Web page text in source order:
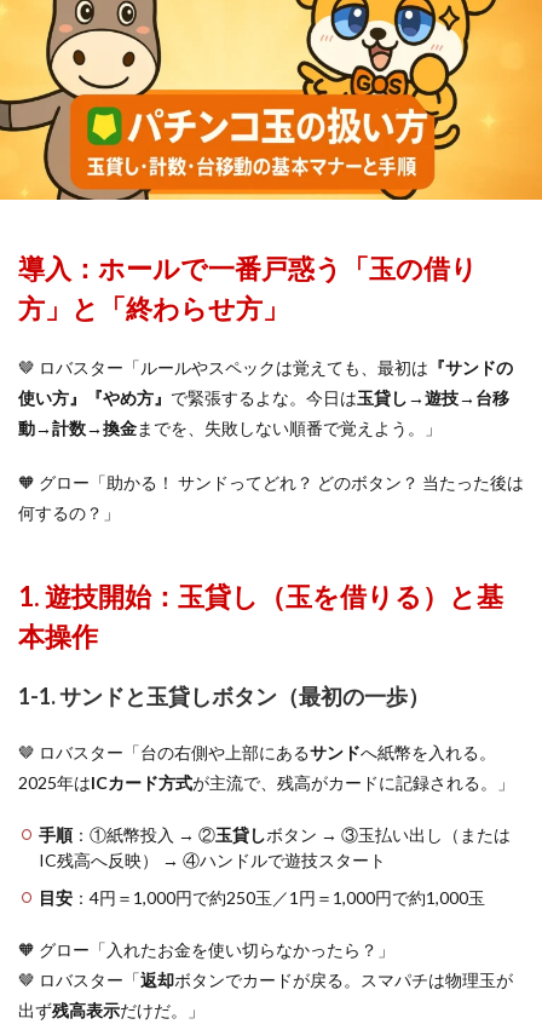
導入：ホールで一番戸惑う「玉の借り
方」と「終わらせ方」
🤎 ロバスター「ルールやスペックは覚えても、最初は 『サンドの
使い方』『やめ方』 で緊張するよな。今日は玉貸し→遊技→台移
動→計数→換金までを、失敗しない順番で覚えよう。」
🧡 グロー「助かる！ サンドってどれ？ どのボタン？ 当たった後は
何するの？」
1. 遊技開始：玉貸し（玉を借りる）と基
本操作
1-1. サンドと玉貸しボタン（最初の一歩）
🤎 ロバスター「台の右側や上部にあるサンドへ紙幣を入れる。
2025年はICカード方式が主流で、残高がカードに記録される。」
手順：①紙幣投入 → ②玉貸しボタン → ③玉払い出し（または
IC残高へ反映） → ④ハンドルで遊技スタート
目安 ：4円＝1,000円で約250玉／1円＝1,000円で約1,000玉
🧡 グロー「入れたお金を使い切らなかったら？」
🤎 ロバスター「返却ボタンでカードが戻る。スマパチは物理玉が
出ず残高表示だけだ。」